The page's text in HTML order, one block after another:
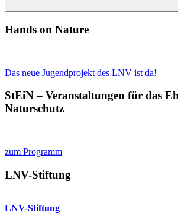
Suchen
Hands on Nature
Das neue Jugendprojekt des LNV ist da!
StEiN – Veranstaltungen für das
Naturschutz
zum Programm
LNV-Stiftung
LNV-Stiftung